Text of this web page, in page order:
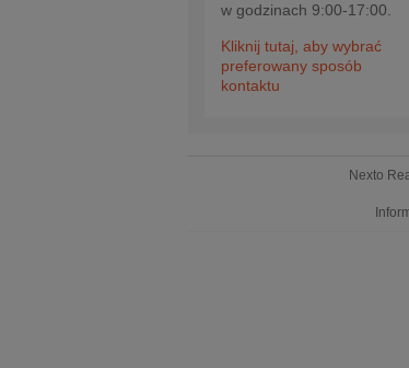
w godzinach 9:00-17:00.
Kliknij tutaj, aby wybrać
preferowany sposób
kontaktu
Nexto